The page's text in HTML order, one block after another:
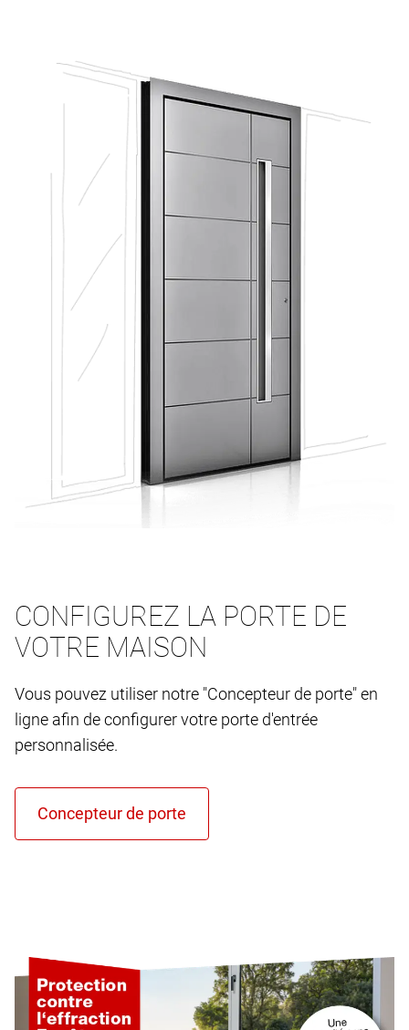
CONFIGUREZ LA PORTE DE
VOTRE MAISON
Vous pouvez utiliser notre "Concepteur de porte" en
ligne afin de configurer votre porte d'entrée
personnalisée.